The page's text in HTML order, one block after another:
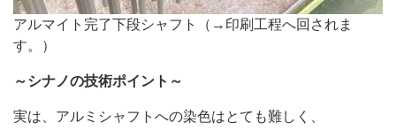
アルマイト完了下段シャフト（→印刷工程へ回されま
す。）
～シナノの技術ポイント～
実は、アルミシャフトへの染色はとても難しく、